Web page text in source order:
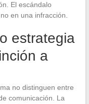
El escándalo
en una infracción.
estrategia
a
no distinguen entre
comunicación. La